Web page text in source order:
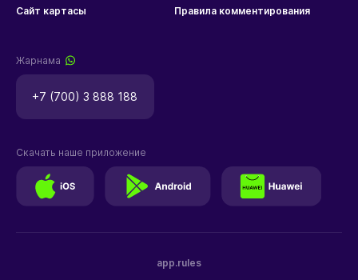
Сайт картасы Правила комментирования
Жарнама
+7 (700) 3 888 188
app.rules
Скачать наше приложение